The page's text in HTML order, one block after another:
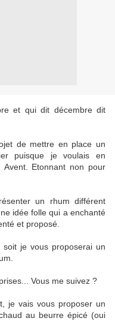
et qui dit décembre dit
de mettre en place un
puisque je voulais en
Etonnant non pour
un rhum différent
idée folle qui a enchanté
et proposé.
je vous proposerai un
Vous me suivez ?
je vais vous proposer un
au beurre épicé (oui